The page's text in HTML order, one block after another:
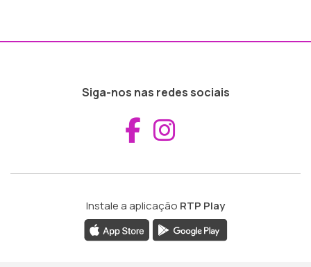
Siga-nos nas redes sociais
Aceder ao
Instale a aplicação RTP Play